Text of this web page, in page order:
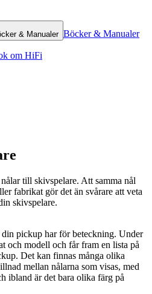
& Manualer Böcker & Manualer
om HiFi
till skivspelare. Att samma nål
fabrikat gör det än svårare att veta
skivspelare.
pickup har för beteckning. Under
och modell och får fram en lista på
Det kan finnas många olika
mellan nålarna som visas, med
ibland är det bara olika färg på